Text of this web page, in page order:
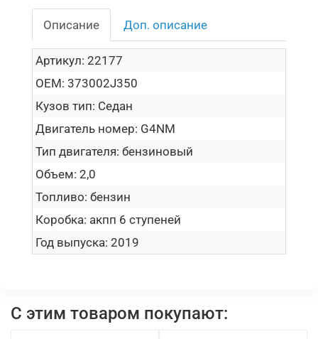
Описание Доп. описание
Артикул: 22177
OEM: 373002J350
Кузов тип: Седан
Двигатель номер: G4NM
Тип двигателя: бензиновый
Объем: 2,0
Топливо: бензин
Коробка: акпп 6 ступеней
Год выпуска: 2019
С этим товаром покупают: